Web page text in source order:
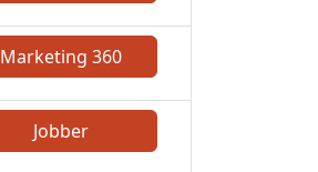
Marketing 360
Jobber